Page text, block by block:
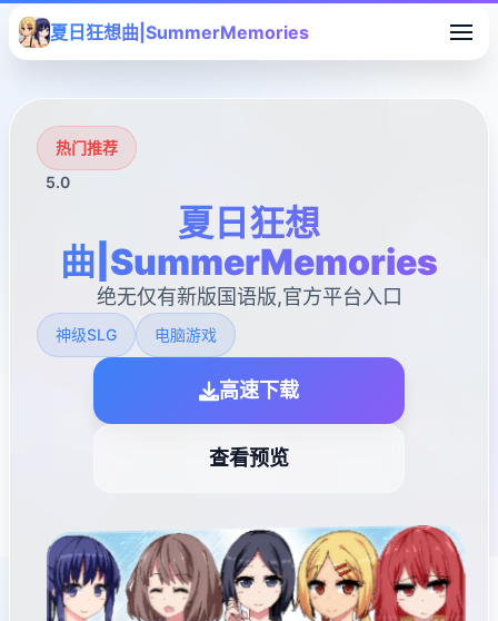
夏日狂想曲|SummerMemories
热门推荐
5.0
夏日狂想
曲|SummerMemories
绝无仅有新版国语版,官方平台入口
神级SLG 电脑游戏
高速下载
查看预览